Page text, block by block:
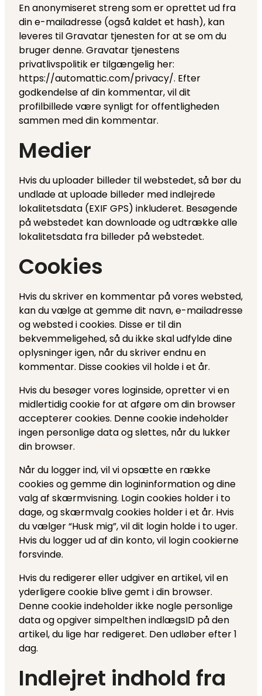
En anonymiseret streng som er oprettet ud fra
din e-mailadresse (også kaldet et hash), kan
leveres til Gravatar tjenesten for at se om du
bruger denne. Gravatar tjenestens
privatlivspolitik er tilgængelig her:
https://automattic.com/privacy/. Efter
godkendelse af din kommentar, vil dit
profilbillede være synligt for offentligheden
sammen med din kommentar.
Medier
Hvis du uploader billeder til webstedet, så bør du
undlade at uploade billeder med indlejrede
lokalitetsdata (EXIF GPS) inkluderet. Besøgende
på webstedet kan downloade og udtrække alle
lokalitetsdata fra billeder på webstedet.
Cookies
Hvis du skriver en kommentar på vores websted,
kan du vælge at gemme dit navn, e-mailadresse
og websted i cookies. Disse er til din
bekvemmeligehed, så du ikke skal udfylde dine
oplysninger igen, når du skriver endnu en
kommentar. Disse cookies vil holde i et år.
Hvis du besøger vores loginside, opretter vi en
midlertidig cookie for at afgøre om din browser
accepterer cookies. Denne cookie indeholder
ingen personlige data og slettes, når du lukker
din browser.
Når du logger ind, vil vi opsætte en række
cookies og gemme din logininformation og dine
valg af skærmvisning. Login cookies holder i to
dage, og skærmvalg cookies holder i et år. Hvis
du vælger “Husk mig”, vil dit login holde i to uger.
Hvis du logger ud af din konto, vil login cookierne
forsvinde.
Hvis du redigerer eller udgiver en artikel, vil en
yderligere cookie blive gemt i din browser.
Denne cookie indeholder ikke nogle personlige
data og opgiver simpelthen indlægsID på den
artikel, du lige har redigeret. Den udløber efter 1
dag.
Indlejret indhold fra